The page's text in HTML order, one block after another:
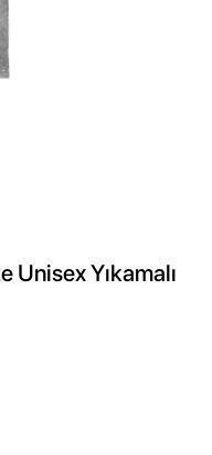
Unisex Yıkamalı